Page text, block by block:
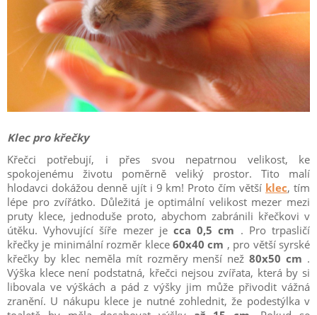
Klec pro křečky
Křečci potřebují, i přes svou nepatrnou velikost, ke
spokojenému životu poměrně veliký prostor. Tito malí
hlodavci dokážou denně ujít i 9 km! Proto čím větší klec, tím
lépe pro zvířátko. Důležitá je optimální velikost mezer mezi
pruty klece, jednoduše proto, abychom zabránili křečkovi v
útěku. Vyhovující šíře mezer je cca 0,5 cm . Pro trpasličí
křečky je minimální rozměr klece60x40 cm , pro větší syrské
křečky by klec neměla mít rozměry menší než80x50 cm .
Výška klece není podstatná, křečci nejsou zvířata, která by si
libovala ve výškách a pád z výšky jim může přivodit vážná
zranění. U nákupu klece je nutné zohlednit, že podestýlka v